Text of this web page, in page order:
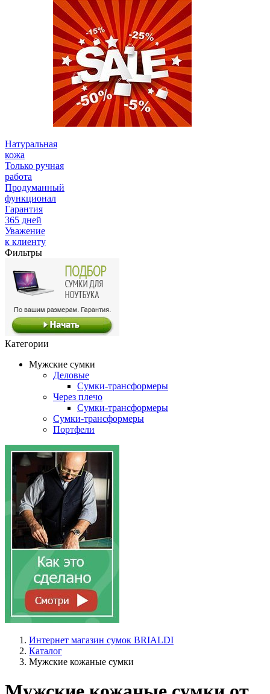
Натуральная
кожа
Только ручная
работа
Продуманный
функционал
Гарантия
365 дней
Уважение
к клиенту
Фильтры
Категории
Мужские сумки
Деловые
Сумки-трансформеры
Через плечо
Сумки-трансформеры
Сумки-трансформеры
Портфели
Интернет магазин сумок BRIALDI
Каталог
Мужские кожаные сумки